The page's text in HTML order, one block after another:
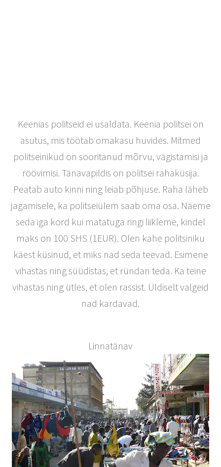
Keenias politseid ei usaldata. Keenia politsei on
asutus, mis töötab omakasu huvides. Mitmed
politseinikud on sooritanud mõrvu, vägistamisi ja
röövimisi. Tänavapildis on politsei rahaküsija.
Peatab auto kinni ning leiab põhjuse. Raha läheb
jagamisele, ka politseiülem saab oma osa. Näeme
seda iga kord kui matatuga ringi liikleme, kindel
maks on 100 SHS (1EUR). Olen kahe politsiniku
käest küsinud, et miks nad seda teevad. Esimene
vihastas ning süüdistas, et ründan teda. Ka teine
vihastas ning ütles, et olen rassist. Üldiselt valgeid
nad kardavad.
Linnatänav